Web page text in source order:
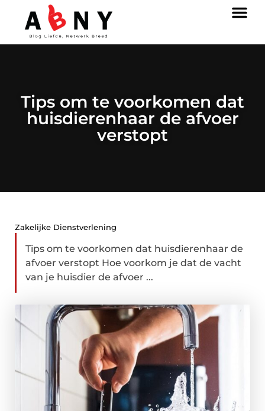
Tips om te voorkomen dat
huisdierenhaar de afvoer
verstopt
Zakelijke Dienstverlening
Tips om te voorkomen dat huisdierenhaar de
afvoer verstopt Hoe voorkom je dat de vacht
van je huisdier de afvoer ...